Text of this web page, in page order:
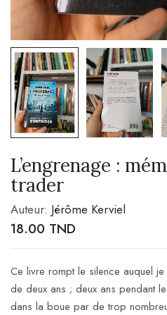
L’engrenage :
trader
Auteur: Jérôme Kerviel
18.00 TND
Ce livre rompt le silence auquel
de deux ans ; deux ans pendant
dans la boue par de trop